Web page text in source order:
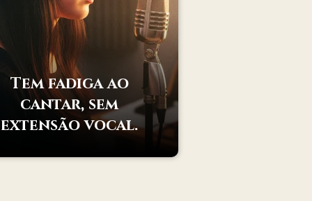
Tem fadiga ao
cantar, sem
extensão vocal.